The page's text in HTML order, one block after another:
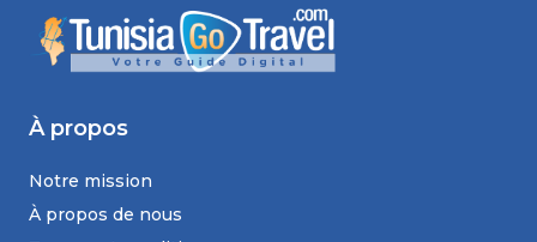
À propos
Notre mission
À propos de nous